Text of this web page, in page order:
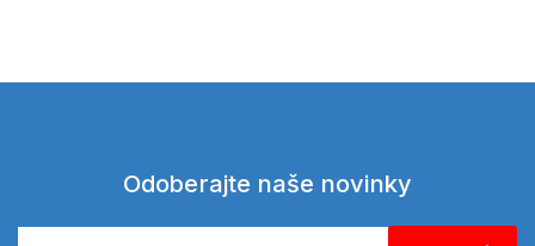
Odoberajte naše novinky